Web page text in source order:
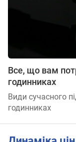
Все, що вам
годинниках
Види сучасного
годинниках